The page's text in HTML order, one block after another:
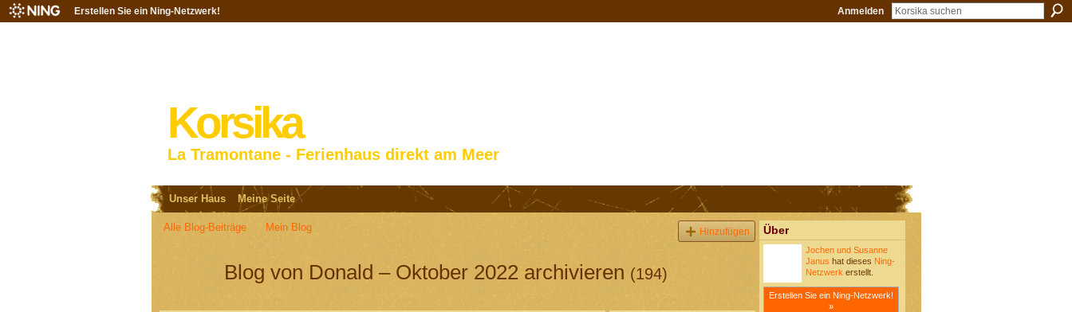
Erstellen Sie ein Ning-Netzwerk! Anmelden
Korsika
La Tramontane - Ferienhaus direkt am Meer
Unser Haus Meine Seite
Alle Blog-Beiträge Mein Blog Hinzufügen
Blog von Donald – Oktober 2022 archivieren (194)
Über
Jochen und Susanne
Janus hat dieses Ning-
Netzwerk erstellt.
Erstellen Sie ein Ning-Netzwerk!
»